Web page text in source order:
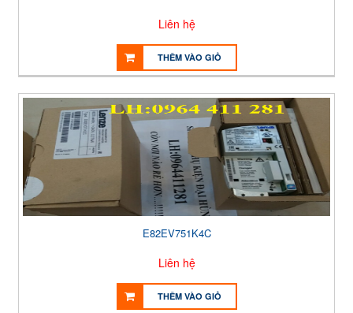
Liên hệ
THÊM VÀO GIỎ
E82EV751K4C
Liên hệ
THÊM VÀO GIỎ